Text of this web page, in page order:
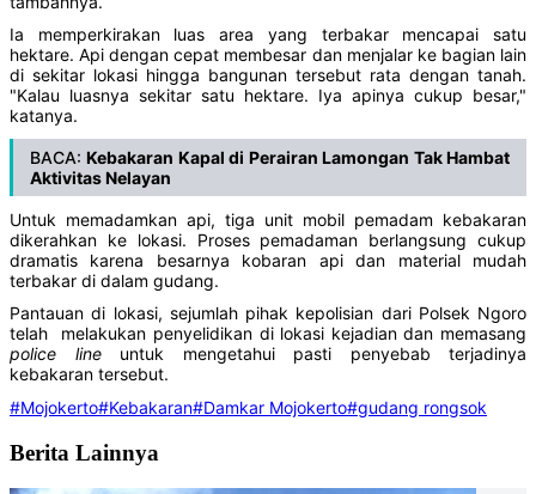
Ia memperkirakan luas area yang terbakar mencapai satu
hektare. Api dengan cepat membesar dan menjalar ke bagian lain
di sekitar lokasi hingga bangunan tersebut rata dengan tanah.
"Kalau luasnya sekitar satu hektare. Iya apinya cukup besar,"
katanya.
BACA:Kebakaran Kapal di Perairan Lamongan Tak Hambat
Aktivitas Nelayan
Untuk memadamkan api, tiga unit mobil pemadam kebakaran
dikerahkan ke lokasi. Proses pemadaman berlangsung cukup
dramatis karena besarnya kobaran api dan material mudah
terbakar di dalam gudang.
Pantauan di lokasi, sejumlah pihak kepolisian dari Polsek Ngoro
telah melakukan penyelidikan di lokasi kejadian dan memasang
police lineuntuk mengetahui pasti penyebab terjadinya
kebakaran tersebut.
#Mojokerto#Kebakaran#Damkar Mojokerto#gudang rongsok
Berita Lainnya